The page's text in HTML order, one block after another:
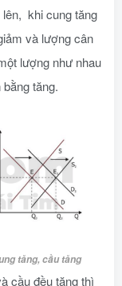
lên, khi cung tăng
và lượng cân
lượng như nhau
tăng.
tăng, cầu tăng
cầu đều tăng thì